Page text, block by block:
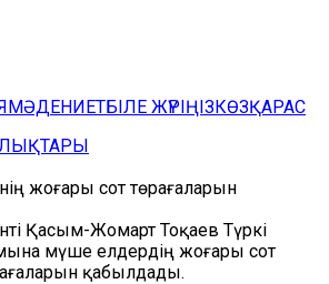
МӘДЕНИЕТБІЛЕ ЖҮРІҢІЗКӨЗҚАРАС
жоғары сот төрағаларын
Қасым-Жомарт Тоқаев Түркі
мүше елдердің жоғары сот
қабылдады.